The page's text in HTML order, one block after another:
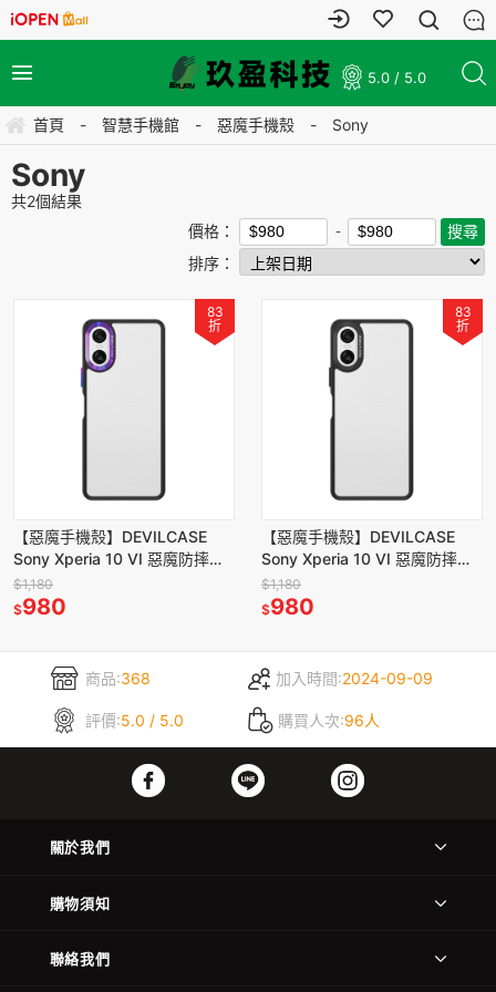
5.0 / 5.0
首頁 - 智慧手機館 - 惡魔手機殼 - Sony
Sony
共2個結果
價格：
排序：
83
折
【惡魔手機殼】DEVILCASE
Sony Xperia 10 VI 惡魔防摔殼
標準版-黑框(彩鈦/彩鈦)
$1,180
$980
83
折
【惡魔手機殼】DEVILCASE
Sony Xperia 10 VI 惡魔防摔殼
標準版-黑框 (黑/黑)
$1,180
$980
商品:368 加入時間:2024-09-09
評價:5.0 / 5.0 購買人次:96人
關於我們
購物須知
聯絡我們